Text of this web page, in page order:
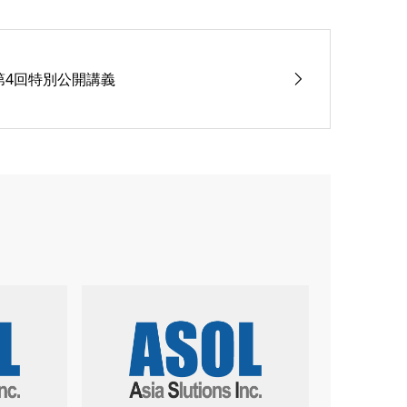
4回特別公開講義